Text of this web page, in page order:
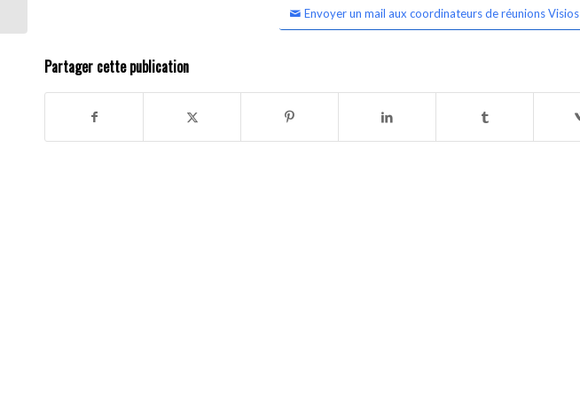
Envoyer un mail aux coordinateurs de réunions Visios
Partager cette publication